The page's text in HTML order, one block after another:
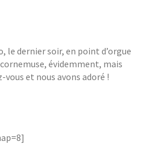
dernier soir, en point d’orgue
évidemment, mais
vous et nous avons adoré !